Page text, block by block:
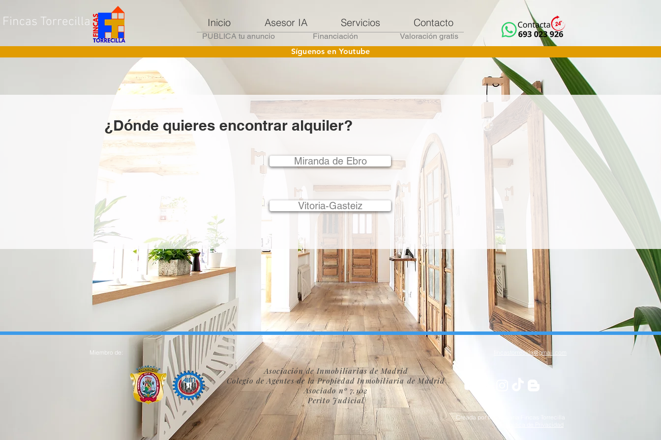
Fincas Torrecilla Inicio Asesor IA Servicios Contacto
PUBLICA tu anuncio Financiación
Valoración gratis
Síguenos en Youtube
¿Dónde quieres encontrar alquiler?
Miranda de Ebro
Vitoria-Gasteiz
Miembro de: fincastorrecilla@gmail.com
Asociación de Inmobiliarias de Madrid
Colegio de Agentes de la Propiedad Inmobiliaria de Madrid
Asociado nº 7.102
Perito Judicial
Creada por Inmobiliaria Fincas Torrecilla